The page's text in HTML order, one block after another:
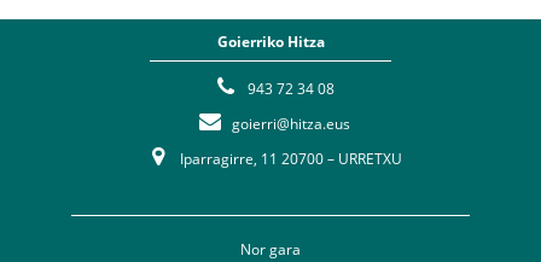
Goierriko Hitza
943 72 34 08
goierri@hitza.eus
Iparragirre, 11 20700 – URRETXU
Nor gara